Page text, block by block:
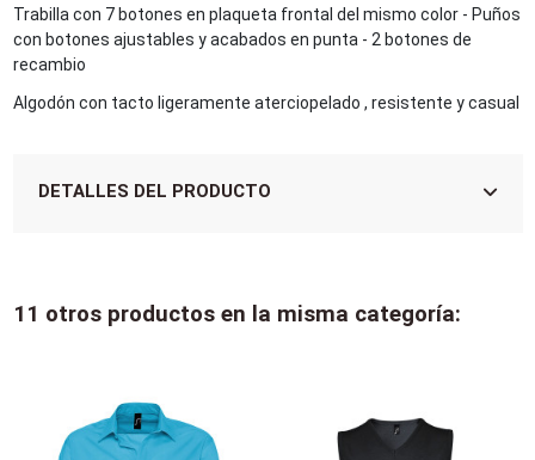
Trabilla con 7 botones en plaqueta frontal del mismo color - Puños
con botones ajustables y acabados en punta - 2 botones de
recambio
Algodón con tacto ligeramente aterciopelado , resistente y casual
DETALLES DEL PRODUCTO
11 otros productos en la misma categoría: